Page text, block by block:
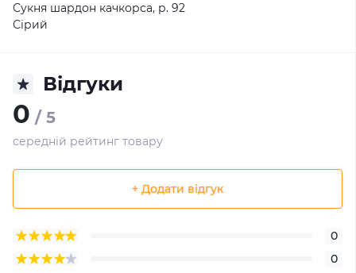
Сукня шардон качкорса, р. 92
Сірий
Відгуки
0 / 5
середній рейтинг товару
+ Додати відгук
0
0